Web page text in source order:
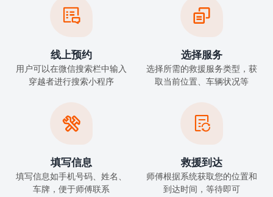

线上预约
用户可以在微信搜索栏中输入
穿越者进行搜索小程序

选择服务
选择所需的救援服务类型，获
取当前位置、车辆状况等

填写信息
填写信息如手机号码、姓名、
车牌，便于师傅联系

救援到达
师傅根据系统获取您的位置和
到达时间，等待即可